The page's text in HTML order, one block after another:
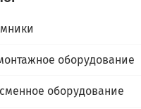
оборудование
оборудование